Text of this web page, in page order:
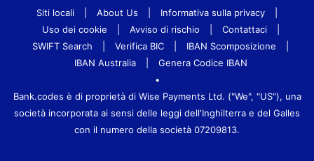
Siti locali About Us Informativa sulla privacy
Uso dei cookie
Avviso di rischio Contattaci
SWIFT Search
Verifica BIC IBAN Scomposizione
IBAN Australia
Genera Codice IBAN
•
Bank.codes è di proprietà di Wise Payments Ltd. ("We", "US"), una
società incorporata ai sensi delle leggi dell'Inghilterra e del Galles
con il numero della società 07209813.